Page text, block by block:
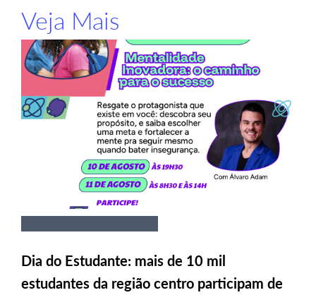
Veja Mais
Dia do Estudante: mais de 10 mil
estudantes da região centro participam de